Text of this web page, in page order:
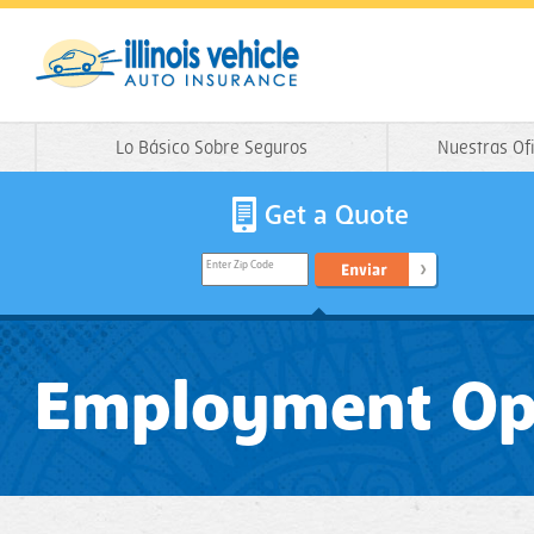
Lo Básico Sobre Seguros Nuestras
Get a Quote
Enter Zip Code
Employment